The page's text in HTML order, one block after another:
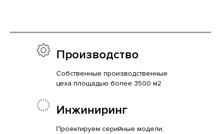
Производство
Собственные производственные
цеха площадью более 3500 м2
Инжиниринг
Проектируем серийные модели,